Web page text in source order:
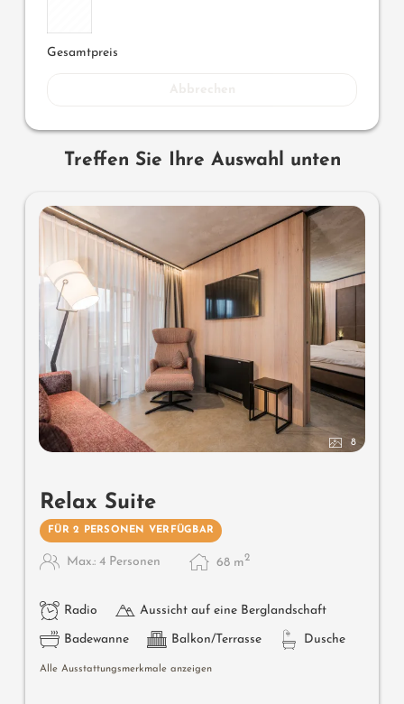
Gesamtpreis
Treffen Sie Ihre Auswahl unten
8
Relax Suite
FÜR 2 PERSONEN VERFÜGBAR
Max.: 4 Personen 68 m2
Radio Aussicht auf eine Berglandschaft
Badewanne Balkon/Terrasse Dusche
Alle Ausstattungsmerkmale anzeigen